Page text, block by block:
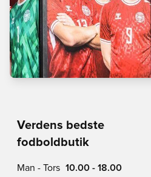
Verdens bedste
fodboldbutik
Man - Tors 10.00 - 18.00